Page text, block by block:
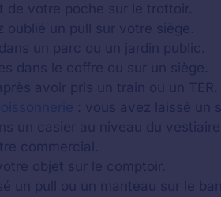
de votre poche sur le trottoir.
oublié un pull sur votre siège.
un parc ou un jardin public.
dans le coffre ou sur un siège.
avoir pris un train ou un TER.
: vous avez laissé un
un casier au niveau du
commercial.
objet sur le comptoir.
un pull ou un manteau sur le